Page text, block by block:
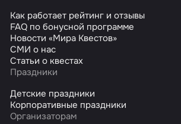
Как работает рейтинг и отзывы
FAQ по бонусной программе
Новости «Мира Квестов»
СМИ о нас
Статьи о квестах
Праздники
Детские праздники
Корпоративные праздники
Организаторам